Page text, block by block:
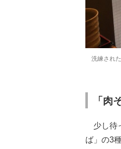
洗練され
「肉
少し待
ば」の3